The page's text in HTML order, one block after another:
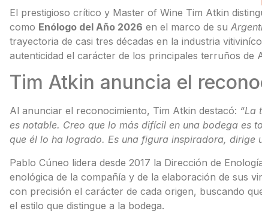
El prestigioso crítico y Master of Wine Tim Atkin
como Enólogo del Año 2026 en el marco de su
trayectoria de casi tres décadas en la industria
autenticidad el carácter de los principales terruños de
Tim Atkin anuncia el
Al anunciar el reconocimiento, Tim Atkin destacó: “La
es notable. Creo que lo más difícil en una bodega es
que él lo ha logrado. Es una figura inspiradora, dirige
Pablo Cúneo lidera desde 2017 la Dirección de
enológica de la compañía y de la elaboración de sus
con precisión el carácter de cada origen, buscando
el estilo que distingue a la bodega.